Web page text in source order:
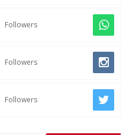
Followers
Followers
Followers